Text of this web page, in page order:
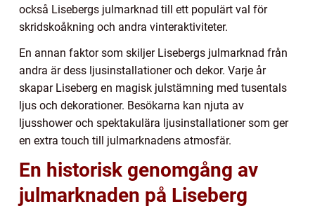
också Lisebergs julmarknad till ett populärt val för
skridskoåkning och andra vinteraktiviteter.
En annan faktor som skiljer Lisebergs julmarknad från
andra är dess ljusinstallationer och dekor. Varje år
skapar Liseberg en magisk julstämning med tusentals
ljus och dekorationer. Besökarna kan njuta av
ljusshower och spektakulära ljusinstallationer som ger
en extra touch till julmarknadens atmosfär.
En historisk genomgång av
julmarknaden på Liseberg